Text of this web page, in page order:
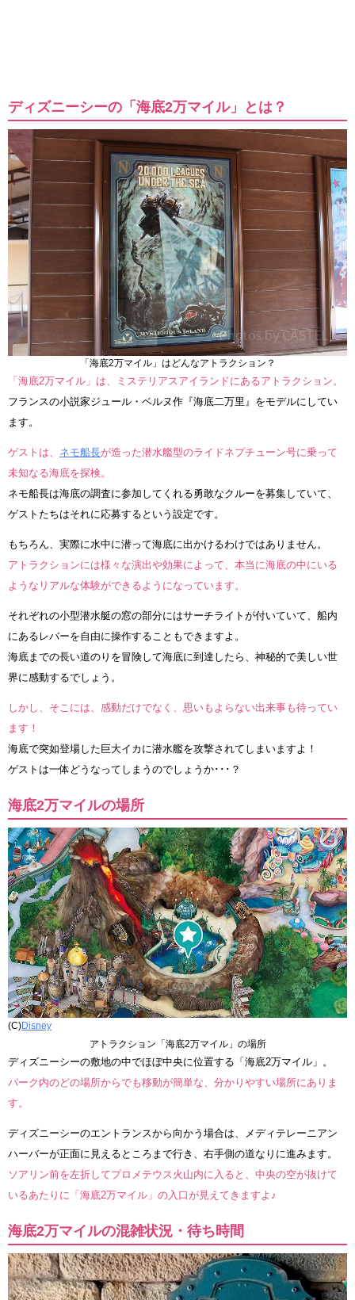
ディズニーシーの「海底2万マイル」とは？
「海底2万マイル」はどんなアトラクション？
「海底2万マイル」は、ミステリアスアイランドにあるアトラクション。
フランスの小説家ジュール・ベルヌ作『海底二万里』をモデルにしてい
ます。
ゲストは、 ネモ船長が造った潜水艦型のライドネプチューン号に乗って
未知なる海底を探検。
ネモ船長は海底の調査に参加してくれる勇敢なクルーを募集していて、
ゲストたちはそれに応募するという設定です。
もちろん、実際に水中に潜って海底に出かけるわけではありません。
アトラクションには様々な演出や効果によって、本当に海底の中にいる
ようなリアルな体験ができるようになっています。
それぞれの小型潜水艇の窓の部分にはサーチライトが付いていて、船内
にあるレバーを自由に操作することもできますよ。
海底までの長い道のりを冒険して海底に到達したら、神秘的で美しい世
界に感動するでしょう。
しかし、そこには、感動だけでなく、思いもよらない出来事も待ってい
ます！
海底で突如登場した巨大イカに潜水艦を攻撃されてしまいますよ！
ゲストは一体どうなってしまうのでしょうか･･･？
海底2万マイルの場所
(C)Disney
アトラクション「海底2万マイル」の場所
ディズニーシーの敷地の中でほぼ中央に位置する「海底2万マイル」。
パーク内のどの場所からでも移動が簡単な、分かりやすい場所にありま
す。
ディズニーシーのエントランスから向かう場合は、メディテレーニアン
ハーバーが正面に見えるところまで行き、右手側の道なりに進みます。
ソアリン前を左折してプロメテウス火山内に入ると、中央の空が抜けて
いるあたりに「海底2万マイル」の入口が見えてきますよ♪
海底2万マイルの混雑状況・待ち時間